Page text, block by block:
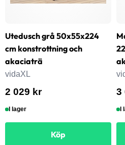
Utedusch grå 50x55x224
cm konstrottning och
akaciaträ
vidaXL
2 029 kr
I lager
Köp
3